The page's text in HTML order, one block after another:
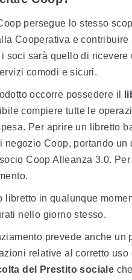
persegue lo stesso
Cooperativa e
soci sarà quello di ricevere
comodi e sicuri.
occorre possedere il
compiere tutte le
Per aprire un libretto
negozio Coop, portando
Coop Alleanza 3.0.
libretto in qualunque
nello giorno stesso.
prevede anche un
relative al corretto
del Prestito sociale